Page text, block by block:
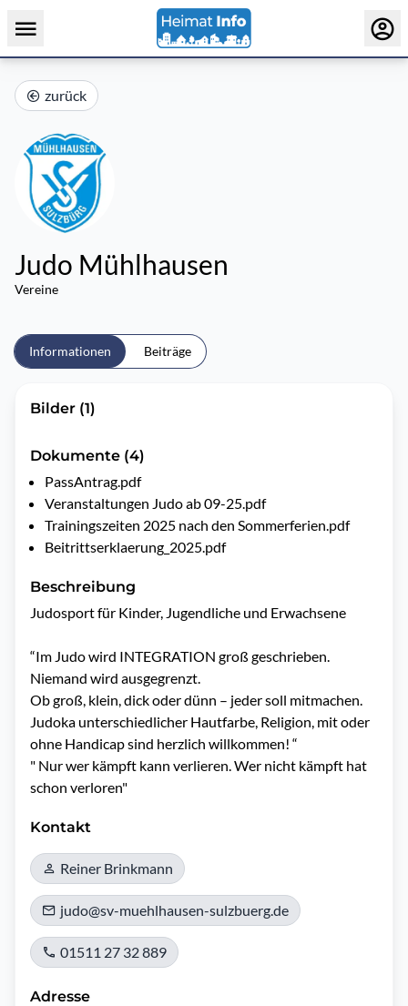
zurück
Judo Mühlhausen
Vereine
Informationen Beiträge
Bilder (1)
Dokumente (4)
PassAntrag.pdf
Veranstaltungen Judo ab 09-25.pdf
Trainingszeiten 2025 nach den Sommerferien.pdf
Beitrittserklaerung_2025.pdf
Beschreibung
Judosport für Kinder, Jugendliche und Erwachsene
“Im Judo wird INTEGRATION groß geschrieben.
Niemand wird ausgegrenzt.
Ob groß, klein, dick oder dünn – jeder soll mitmachen.
Judoka unterschiedlicher Hautfarbe, Religion, mit oder
ohne Handicap sind herzlich willkommen! “
" Nur wer kämpft kann verlieren. Wer nicht kämpft hat
schon verloren"
Kontakt
Reiner Brinkmann
judo@sv-muehlhausen-sulzbuerg.de
01511 27 32 889
Adresse